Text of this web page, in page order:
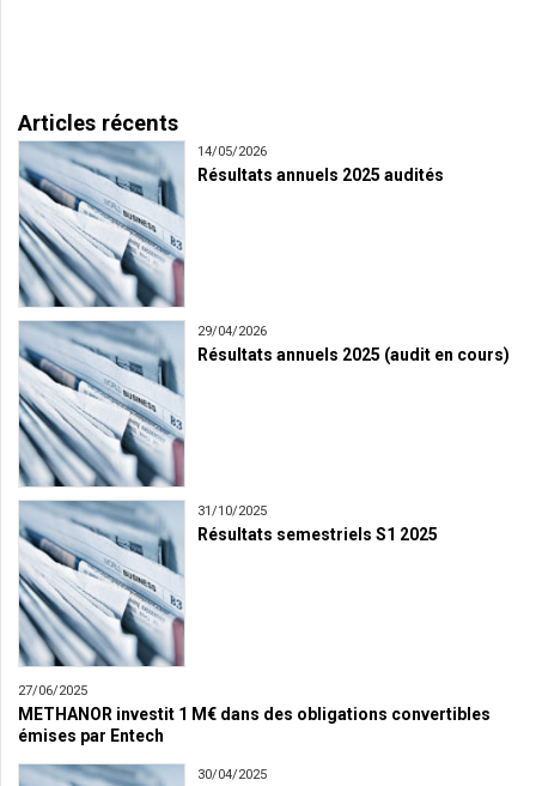
Articles récents
14/05/2026
Résultats annuels 2025 audités
29/04/2026
Résultats annuels 2025 (audit en cours)
31/10/2025
Résultats semestriels S1 2025
27/06/2025
METHANOR investit 1 M€ dans des obligations convertibles
émises par Entech
30/04/2025